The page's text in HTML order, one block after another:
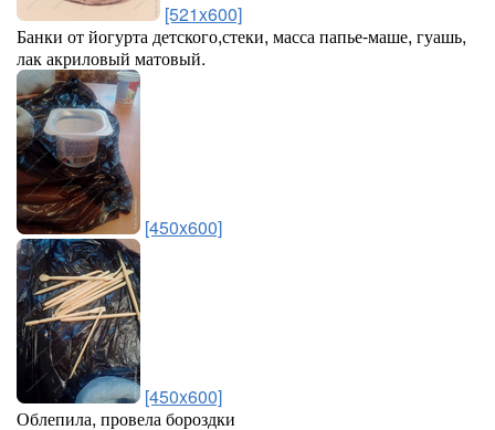
[521x600]
Банки от йогурта детского,стеки, масса папье-маше, гуашь,
лак акриловый матовый.
[450x600]
[450x600]
Облепила, провела бороздки